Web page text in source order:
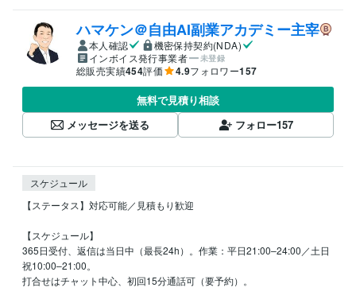
ハマケン＠自由AI副業アカデミー主宰
本人確認
機密保持契約(NDA)
インボイス発行事業者
未登録
総販売実績454評価 4.9フォロワー157
無料で見積り相談
メッセージを送る
フォロー157
スケジュール
【ステータス】対応可能／見積もり歓迎
【スケジュール】
365日受付、返信は当日中（最長24h）。作業：平日21:00–24:00／土日
祝10:00–21:00。
打合せはチャット中心、初回15分通話可（要予約）。